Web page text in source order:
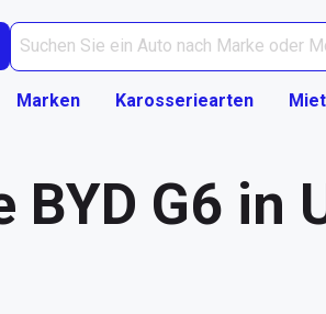
Marken Karosseriearten
BYD G6 in